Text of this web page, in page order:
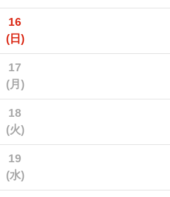
16
(日)
17
(月)
18
(火)
19
(水)